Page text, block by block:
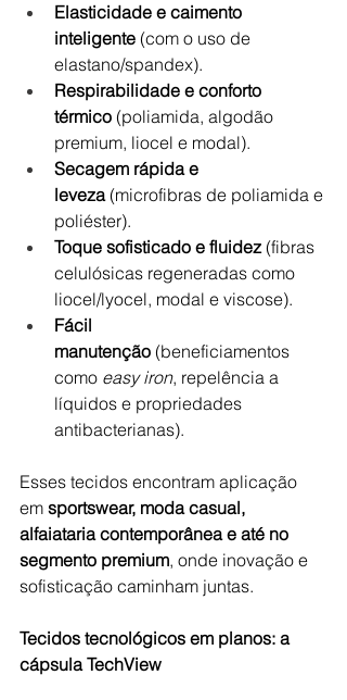
Elasticidade e caimento
inteligente (com o uso de
elastano/spandex).
Respirabilidade e conforto
térmico (poliamida, algodão
premium, liocel e modal).
Secagem rápida e
leveza (microfibras de poliamida e
poliéster).
Toque sofisticado e fluidez (fibras
celulósicas regeneradas como
liocel/lyocel, modal e viscose).
Fácil
manutenção (beneficiamentos
como easy iron, repelência a
líquidos e propriedades
antibacterianas).
Esses tecidos encontram aplicação
em sportswear, moda casual,
alfaiataria contemporânea e até no
segmento premium, onde inovação e
sofisticação caminham juntas.
Tecidos tecnológicos em planos: a
cápsula TechView